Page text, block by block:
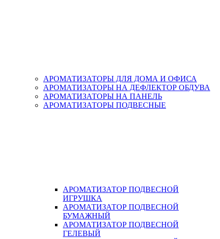
АРОМАТИЗАТОРЫ ДЛЯ ДОМА И ОФИСА
АРОМАТИЗАТОРЫ НА ДЕФЛЕКТОР ОБДУВА
АРОМАТИЗАТОРЫ НА ПАНЕЛЬ
АРОМАТИЗАТОРЫ ПОДВЕСНЫЕ
АРОМАТИЗАТОР ПОДВЕСНОЙ
ИГРУШКА
АРОМАТИЗАТОР ПОДВЕСНОЙ
БУМАЖНЫЙ
АРОМАТИЗАТОР ПОДВЕСНОЙ
ГЕЛЕВЫЙ